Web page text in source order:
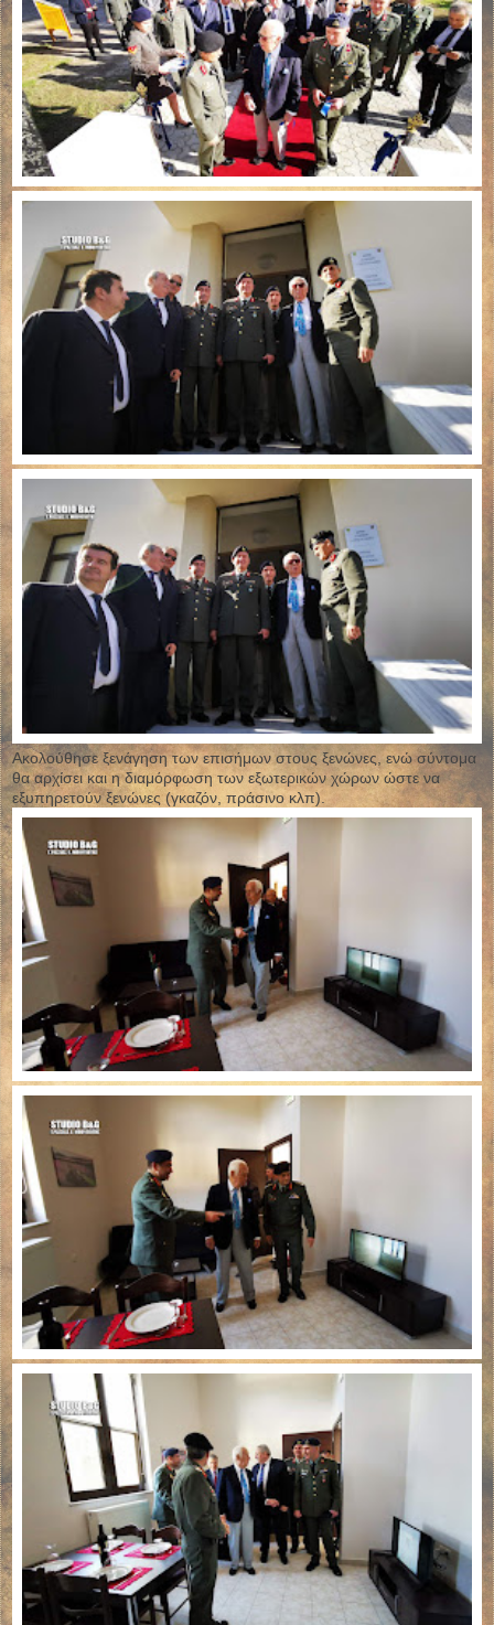
Ακολούθησε ξενάγηση των επισήμων στους ξενώνες, ενώ σύντομα
θα αρχίσει και η διαμόρφωση των εξωτερικών χώρων ώστε να
εξυπηρετούν ξενώνες (γκαζόν, πράσινο κλπ).